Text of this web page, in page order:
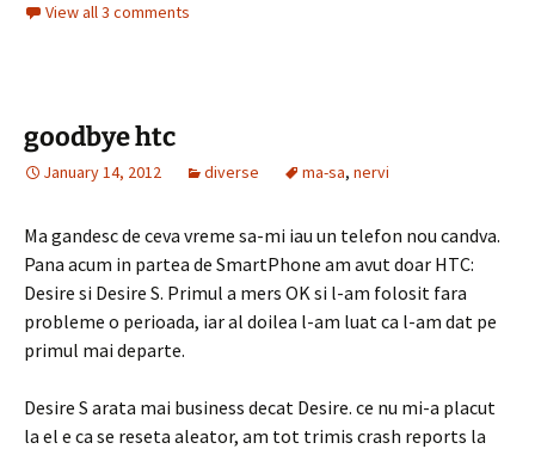
View all 3 comments
goodbye htc
January 14, 2012 diverse ma-sa, nervi
Ma gandesc de ceva vreme sa-mi iau un telefon nou candva.
Pana acum in partea de SmartPhone am avut doar HTC:
Desire si Desire S. Primul a mers OK si l-am folosit fara
probleme o perioada, iar al doilea l-am luat ca l-am dat pe
primul mai departe.
Desire S arata mai business decat Desire. ce nu mi-a placut
la el e ca se reseta aleator, am tot trimis crash reports la